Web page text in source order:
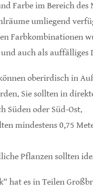
Farbe im Bereich des
umliegend
Farbkombinationen
auch als auffälliges
oberirdisch in
Sie sollten in
Süden oder Süd-Ost.
mindestens 0,75
Pflanzen sollten
hat es in Teilen